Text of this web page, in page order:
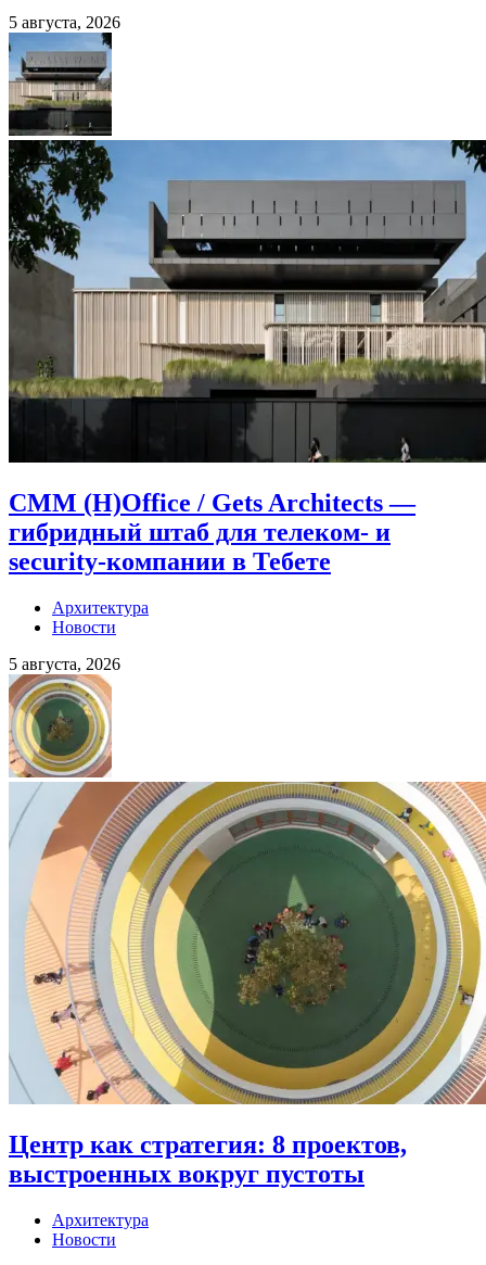
5 августа, 2026
CMM (H)Office / Gets Architects —
гибридный штаб для телеком- и
security-компании в Тебете
Архитектура
Новости
5 августа, 2026
Центр как стратегия: 8 проектов,
выстроенных вокруг пустоты
Архитектура
Новости